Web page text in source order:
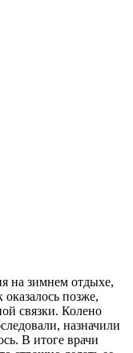
на зимнем отдыхе,
позже,
связки. Колено
назначили
В итоге врачи